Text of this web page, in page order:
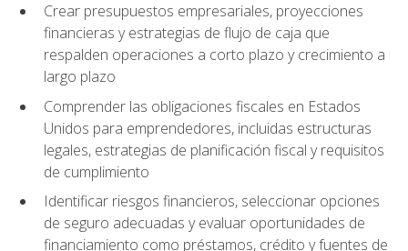
Crear presupuestos empresariales, proyecciones
financieras y estrategias de flujo de caja que
respalden operaciones a corto plazo y crecimiento a
largo plazo
Comprender las obligaciones fiscales en Estados
Unidos para emprendedores, incluidas estructuras
legales, estrategias de planificación fiscal y requisitos
de cumplimiento
Identificar riesgos financieros, seleccionar opciones
de seguro adecuadas y evaluar oportunidades de
financiamiento como préstamos, crédito y fuentes de